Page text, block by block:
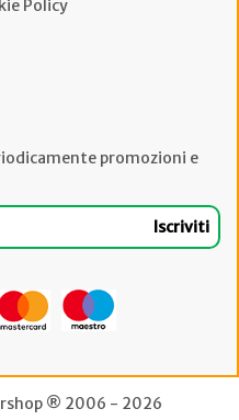
Policy
promozioni e
Iscriviti
® 2006 - 2026